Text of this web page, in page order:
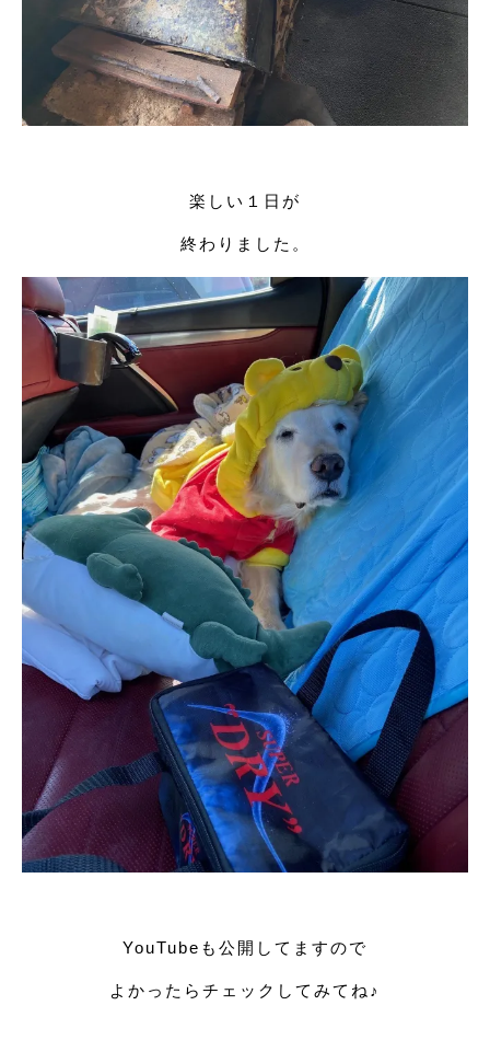
楽しい１日が
終わりました。
YouTubeも公開してますので
よかったらチェックしてみてね♪